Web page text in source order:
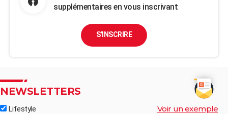
supplémentaires en vous inscrivant
S'INSCRIRE
NEWSLETTERS
Lifestyle Voir un exemple